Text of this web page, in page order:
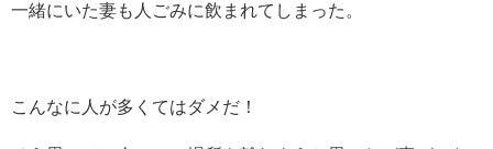
一緒にいた妻も人ごみに飲まれてしまった。
こんなに人が多くてはダメだ！